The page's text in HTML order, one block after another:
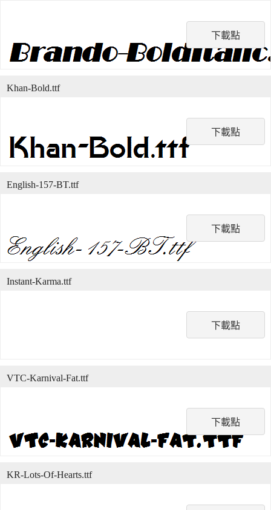
下載點
下載點
Khan-Bold.ttf
下載點
English-157-BT.ttf
下載點
Instant-Karma.ttf
下載點
VTC-Karnival-Fat.ttf
KR-Lots-Of-Hearts.ttf